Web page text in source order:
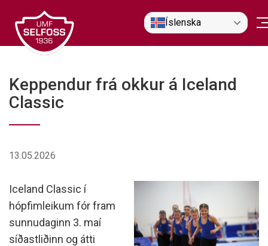
efni
Íslenska
Keppendur frá okkur á Iceland
Classic
13.05.2026
Iceland Classic í
hópfimleikum fór fram
sunnudaginn 3. maí
síðastliðinn og átti